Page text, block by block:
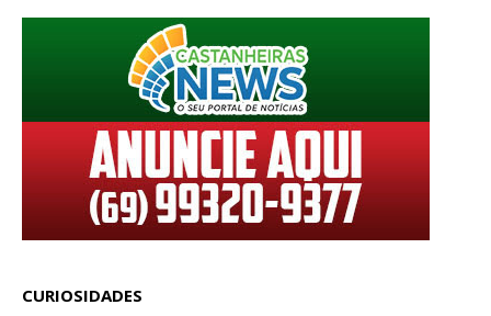
CURIOSIDADES